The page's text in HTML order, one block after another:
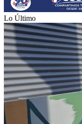
Lo Último